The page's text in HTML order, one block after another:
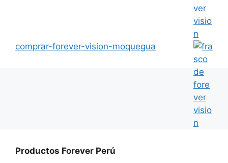
comprar-forever-vision-moquegua
Productos Forever Perú